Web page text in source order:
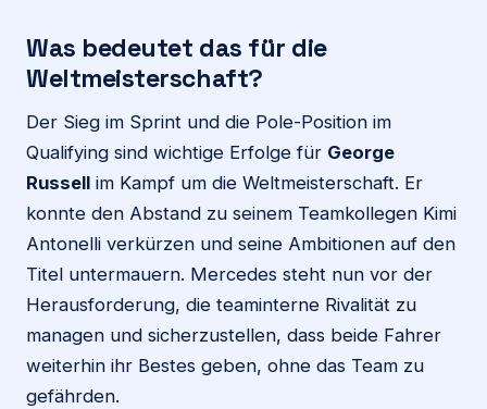
Was bedeutet das für die
Weltmeisterschaft?
Der Sieg im Sprint und die Pole-Position im
Qualifying sind wichtige Erfolge für George
Russell im Kampf um die Weltmeisterschaft. Er
konnte den Abstand zu seinem Teamkollegen Kimi
Antonelli verkürzen und seine Ambitionen auf den
Titel untermauern. Mercedes steht nun vor der
Herausforderung, die teaminterne Rivalität zu
managen und sicherzustellen, dass beide Fahrer
weiterhin ihr Bestes geben, ohne das Team zu
gefährden.